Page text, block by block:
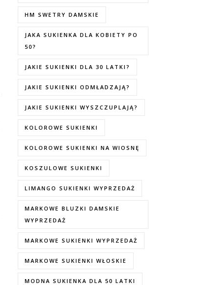
HM SWETRY DAMSKIE
JAKA SUKIENKA DLA KOBIETY PO
50?
JAKIE SUKIENKI DLA 30 LATKI?
JAKIE SUKIENKI ODMŁADZAJĄ?
JAKIE SUKIENKI WYSZCZUPLAJĄ?
KOLOROWE SUKIENKI
KOLOROWE SUKIENKI NA WIOSNĘ
KOSZULOWE SUKIENKI
LIMANGO SUKIENKI WYPRZEDAŻ
MARKOWE BLUZKI DAMSKIE
WYPRZEDAŻ
MARKOWE SUKIENKI WYPRZEDAŻ
MARKOWE SUKIENKI WŁOSKIE
MODNA SUKIENKA DLA 50 LATKI